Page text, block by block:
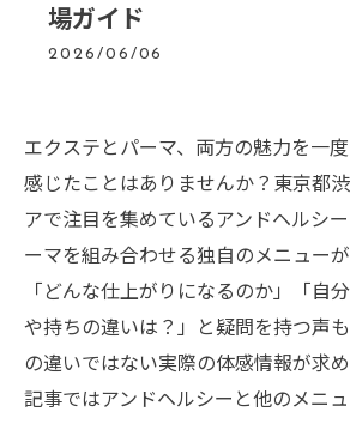
場ガイド
2026/06/06
エクステとパーマ、両方の魅力を一
感じたことはありませんか？東京都
アで注目を集めているアンドヘルシ
ーマを組み合わせる独自のメニュー
「どんな仕上がりになるのか」「自
や持ちの違いは？」と疑問を持つ声
の違いではない実際の体感情報が求
記事ではアンドヘルシーと他のメニ